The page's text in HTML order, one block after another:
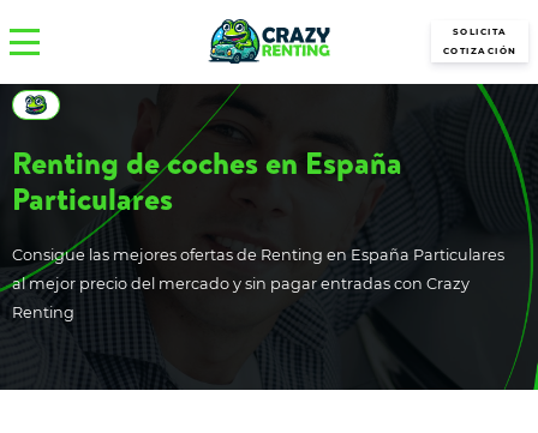
SOLICITA
COTIZACIÓN
Renting de coches en España
Particulares
Consigue las mejores ofertas de Renting en España Particulares
al mejor precio del mercado y sin pagar entradas con Crazy
Renting